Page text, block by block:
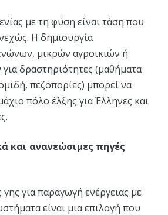
με τη φύση είναι τάση που
Η δημιουργία
μικρών αγροικιών ή
δραστηριότητες (μαθήματα
πεζοπορίες) μπορεί να
πόλο έλξης για Έλληνες και
και ανανεώσιμες πηγές
για παραγωγή ενέργειας με
είναι μια επιλογή που